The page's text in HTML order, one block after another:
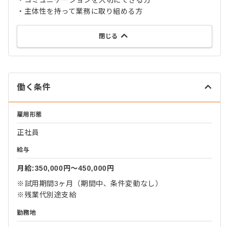
・主体性を持って業務に取り組める方
閉じる
働く条件
雇用形態
正社員
給与
月給:350,000円〜450,000円
※試用期間3ヶ月（期間中、条件変動なし）
※残業代別途支給
勤務地